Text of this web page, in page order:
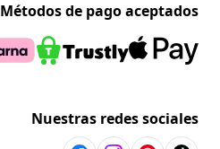
Métodos de pago aceptados
Nuestras redes sociales